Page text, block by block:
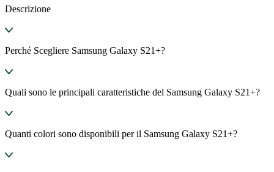
Descrizione
Perché Scegliere Samsung Galaxy S21+?
Quali sono le principali caratteristiche del Samsung Galaxy S21+?
Quanti colori sono disponibili per il Samsung Galaxy S21+?